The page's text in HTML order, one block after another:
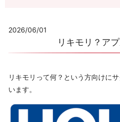
2026/06/01
リキモリ？ア
リキモリって何？という方向けに
います。